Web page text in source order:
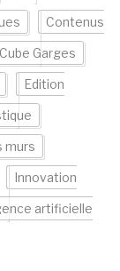
Contenus
Cube Garges
Edition
murs
Innovation
artificielle